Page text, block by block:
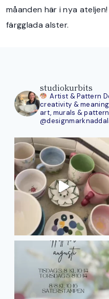
måanden här i nya
färgglada alster.
studiokurbits
Artist & Pattern
creativity &
art, murals &